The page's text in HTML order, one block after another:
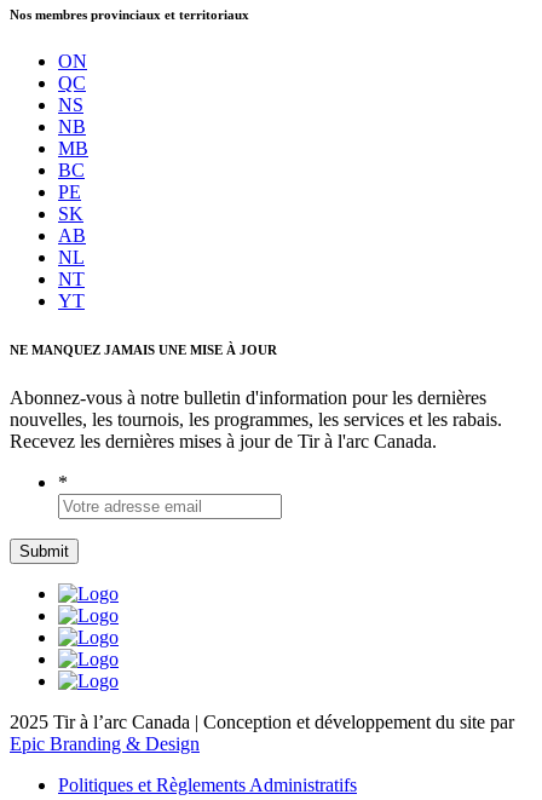
Nos membres provinciaux et territoriaux
ON
QC
NS
NB
MB
BC
PE
SK
AB
NL
NT
YT
NE MANQUEZ JAMAIS UNE MISE À JOUR
Abonnez-vous à notre bulletin d'information pour les dernières
nouvelles, les tournois, les programmes, les services et les rabais.
Recevez les dernières mises à jour de Tir à l'arc Canada.
*
2025 Tir à l’arc Canada | Conception et développement du site par
Epic Branding & Design
Politiques et Règlements Administratifs